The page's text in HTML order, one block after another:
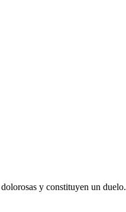
y constituyen un duelo.